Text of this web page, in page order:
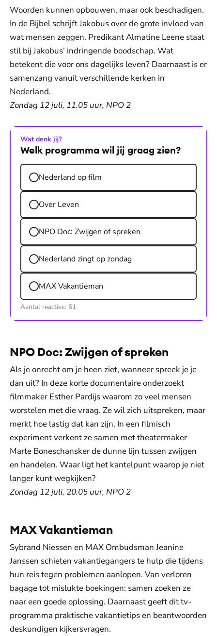
Woorden kunnen opbouwen, maar ook beschadigen.
In de Bijbel schrijft Jakobus over de grote invloed van
wat mensen zeggen. Predikant Almatine Leene staat
stil bij Jakobus’ indringende boodschap. Wat
betekent die voor ons dagelijks leven? Daarnaast is er
samenzang vanuit verschillende kerken in
Nederland.
Zondag 12 juli, 11.05 uur, NPO 2
Wat denk jij?
Welk programma wil jij graag zien?
Nederland op film
Over Leven
NPO Doc: Zwijgen of spreken
Nederland zingt op zondag
MAX Vakantieman
Aantal reacties: 61
NPO Doc: Zwijgen of spreken
Als je onrecht om je heen ziet, wanneer spreek je je
dan uit? In deze korte documentaire onderzoekt
filmmaker Esther Pardijs waarom zo veel mensen
worstelen met die vraag. Ze wil zich uitspreken, maar
merkt hoe lastig dat kan zijn. In een filmisch
experiment verkent ze samen met theatermaker
Marte Boneschansker de dunne lijn tussen zwijgen
en handelen. Waar ligt het kantelpunt waarop je niet
langer kunt wegkijken?
Zondag 12 juli, 20.05 uur, NPO 2
MAX Vakantieman
Sybrand Niessen en MAX Ombudsman Jeanine
Janssen schieten vakantiegangers te hulp die tijdens
hun reis tegen problemen aanlopen. Van verloren
bagage tot mislukte boekingen: samen zoeken ze
naar een goede oplossing. Daarnaast geeft dit tv-
programma praktische vakantietips en beantwoorden
deskundigen kijkersvragen.